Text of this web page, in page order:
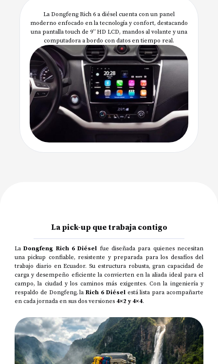
La Dongfeng Rich 6 a diésel cuenta con un panel
moderno enfocado en la tecnología y confort, destacando
una pantalla touch de 9” HD LCD, mandos al volante y una
computadora a bordo con datos en tiempo real.
La pick-up que trabaja contigo
LaDongfeng Rich 6 Diésel fue diseñada para quienes necesitan
una pickup confiable, resistente y preparada para los desafíos del
trabajo diario en Ecuador. Su estructura robusta, gran capacidad de
carga y desempeño eficiente la convierten en la aliada ideal para el
campo, la ciudad y los caminos más exigentes. Con la ingeniería y
respaldo de Dongfeng, laRich 6 Diéselestá lista para acompañarte
en cada jornada en sus dos versiones 4×2 y 4×4.